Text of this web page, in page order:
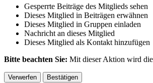
Gesperrte Beiträge des Mitglieds sehen
Dieses Mitglied in Beiträgen erwähnen
Dieses Mitglied in Gruppen einladen
Nachricht an dieses Mitglied
Dieses Mitglied als Kontakt hinzufügen
Bitte beachten Sie: Mit dieser Aktion wird
Bestätigen